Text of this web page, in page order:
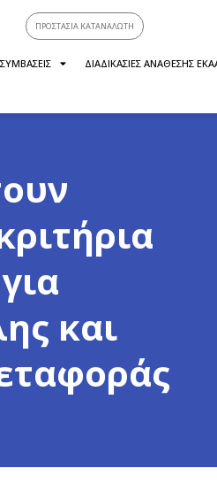
ΠΡΟΣΤΑΣΙΑ ΚΑΤΑΝΑΛΩΤΗ
ΔΙΑΔΙΚΑΣΙΕΣ ΑΝΑΘΕΣΗΣ
και